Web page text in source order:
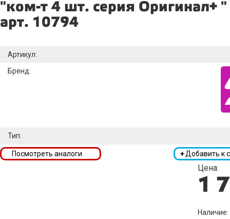
"ком-т 4 шт. серия Оригинал+ "
арт. 10794
Артикул:
Бренд:
Тип:
+Добавить к
Посмотреть аналоги
Цена:
1
Наличие: